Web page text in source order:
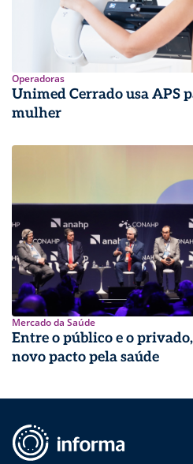
Operadoras
Unimed Cerrado usa APS
mulher
Mercado da Saúde
Entre o público e o
novo pacto pela saúde